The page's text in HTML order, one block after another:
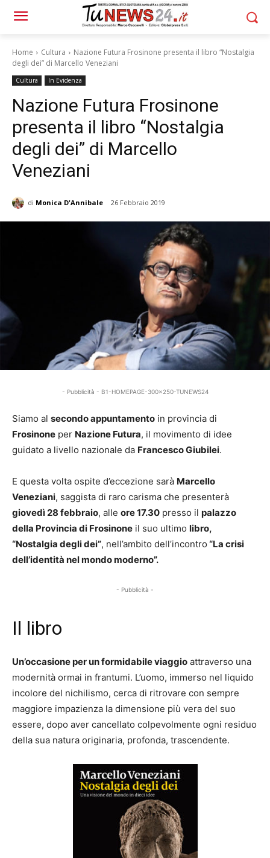
Home Cultura
Nazione Futura Frosinone presenta il libro “Nostalgia
degli dei” di Marcello Veneziani
Cultura In Evidenza
Nazione Futura Frosinone
presenta il libro “Nostalgia
degli dei” di Marcello
Veneziani
di Monica D'Annibale 26 Febbraio 2019
- Pubblicità - B1-HOMEPAGE-300x250-TUNEWS24
Siamo al secondo appuntamento in provincia di
Frosinone per Nazione Futura, il movimento di idee
guidato a livello nazionale da Francesco Giubilei.
E questa volta ospite d’eccezione sarà Marcello
Veneziani, saggista di raro carisma che presenterà
giovedì 28 febbraio, alle ore 17.30 presso il palazzo
della Provincia di Frosinone il suo ultimo libro,
“Nostalgia degli dei”, nell’ambito dell’incontro “La crisi
dell’identità nel mondo moderno”.
- Pubblicità -
Il libro
Un’occasione per un formidabile viaggio attraverso una
modernità ormai in frantumi. L’uomo, immerso nel liquido
incolore del nichilismo, cerca di ritrovare con sempre
maggiore impazienza la dimensione più vera del suo
essere, dopo aver cancellato colpevolmente ogni residuo
della sua natura originaria, profonda, trascendente.